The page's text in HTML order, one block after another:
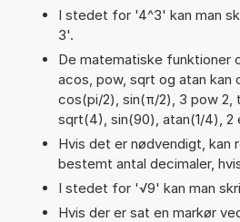
I stedet for '4^3' kan man
3'.
De matematiske funktioner
acos, pow, sqrt og atan kan
cos(pi/2), sin(π/2), 3 pow 2,
sqrt(4), sin(90), atan(1/4), 2
Hvis det er nødvendigt, kan
bestemt antal decimaler,
I stedet for '√9' kan man
Hvis der er sat en markør